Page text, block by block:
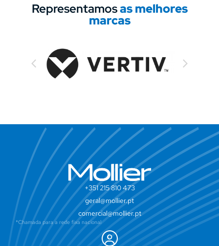
Representamosas melhores
marcas
+351 215 810 473
geral@mollier.pt
comercial@mollier.pt
*Chamada para a rede fixa nacional